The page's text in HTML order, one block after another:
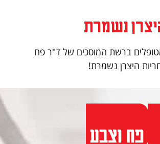
נשמרת
ברשת המוסכים של ד"ר פח
היצרן נשמרת!